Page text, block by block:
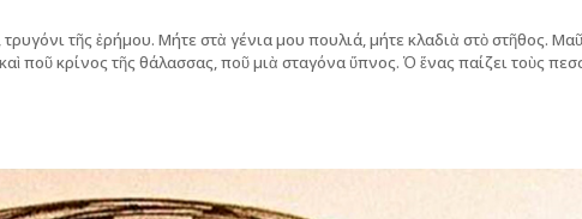
τῆς ἐρήμου. Μήτε στὰ γένια μου πουλιά, μήτε κλαδιὰ στὸ στῆθος.
ποῦ κρίνος τῆς θάλασσας, ποῦ μιὰ σταγόνα ὕπνος. Ὁ ἕνας παίζει τοὺς